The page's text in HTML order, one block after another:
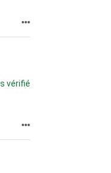
vérifié